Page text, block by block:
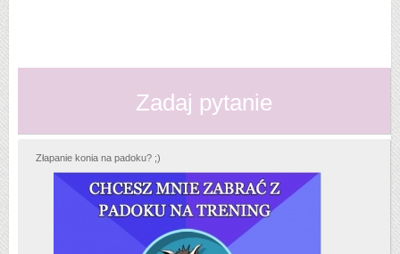
Zadaj pytanie
Złapanie konia na padoku? ;)